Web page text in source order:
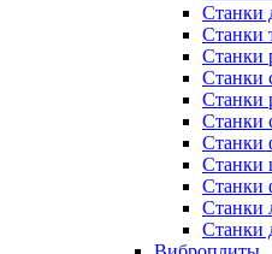
Станки
Станки
Станки
Станки
Станки
Станки
Станки
Станки
Станки
Станки
Станки